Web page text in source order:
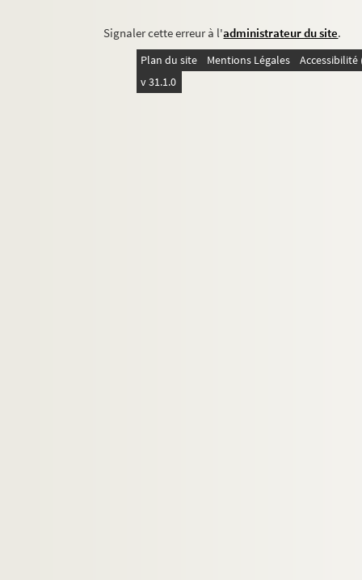
Signaler cette erreur à l'administrateur du site.
Plan du site Mentions Légales
v 31.1.0